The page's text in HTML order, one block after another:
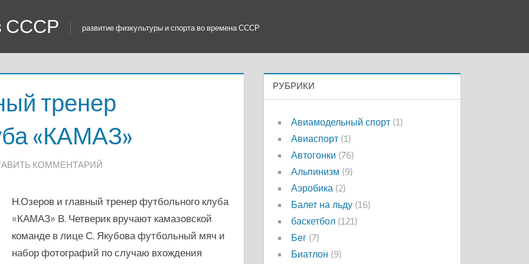
СССР развитие физкультуры и спорта во времена СССР
тренер
«КАМАЗ»
КОММЕНТАРИЙ
Н.Озеров и главный тренер футбольного клуба
«КАМАЗ» В. Четверик вручают камазовской
команде в лице С. Якубова футбольный мяч и
набор фотографий по случаю вхождения
РУБРИКИ
Авиамодельный спорт (1)
Авиаспорт (1)
Автогонки (76)
Альпинизм (9)
Аэробика (2)
Балет на льду (16)
баскетбол (121)
Бег (7)
Биатлон (9)